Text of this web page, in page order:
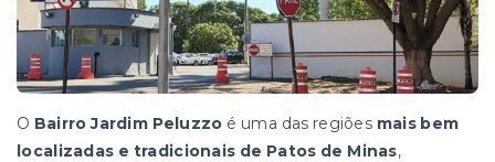
O Bairro Jardim Peluzzo é uma das regiões mais bem
localizadas e tradicionais de Patos de Minas,